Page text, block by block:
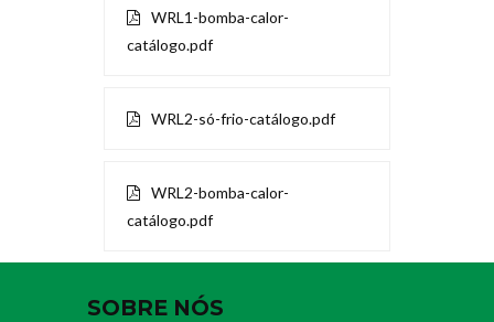
WRL1-bomba-calor-
catálogo.pdf
WRL2-só-frio-catálogo.pdf
WRL2-bomba-calor-
catálogo.pdf
SOBRE NÓS